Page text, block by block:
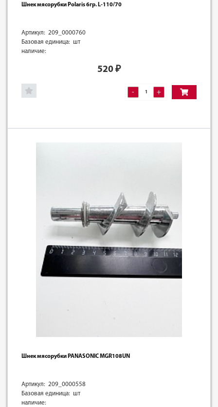
Шнек мясорубки Polaris 6гр. L-110/70
Артикул: 209_0000760
Базовая единица: шт
наличие:
520 ₽
- +
Шнек мясорубки PANASONIC MGR108UN
Артикул: 209_0000558
Базовая единица: шт
наличие: